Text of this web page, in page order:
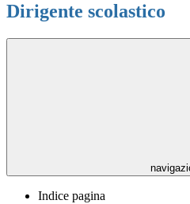
Dirigente scolastico
Indice pagina